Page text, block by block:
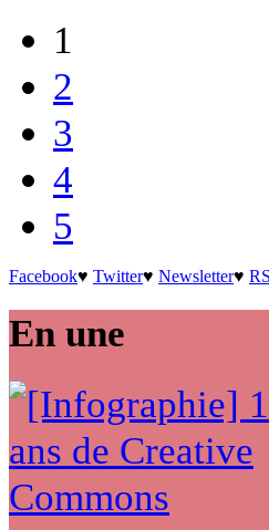
1
2
3
4
5
Facebook♥ Twitter♥ Newsletter♥
En une